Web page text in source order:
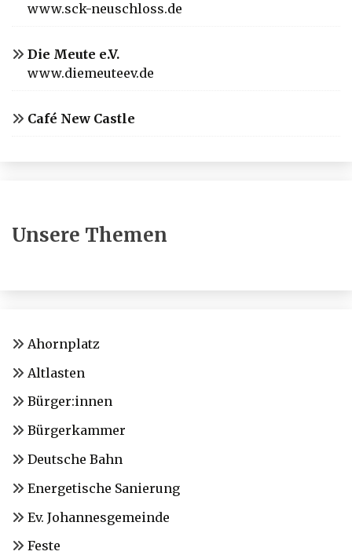
www.sck-neuschloss.de
Die Meute e.V.
www.diemeuteev.de
Café New Castle
Unsere Themen
Ahornplatz
Altlasten
Bürger:innen
Bürgerkammer
Deutsche Bahn
Energetische Sanierung
Ev. Johannesgemeinde
Feste